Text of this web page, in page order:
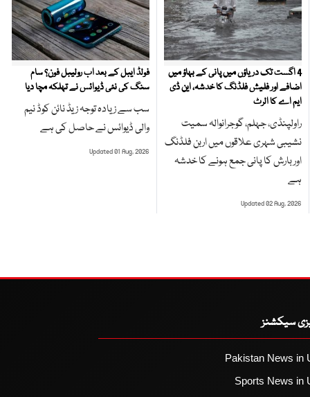
4 اگست تک دریاؤں میں پانی کے بہاؤ میں
اضافے اور فلیش فلڈنگ کا خدشہ، این ڈی
ایم اے کا الرٹ
راولپنڈی، جہلم، گوجرانوالہ سمیت
نشیبی شہری علاقوں میں اربن فلڈنگ
اور بارش کا پانی جمع ہونے کا خدشہ
ہے
Updated 02 Aug, 2026
فولڈ ایبل کے بعد اب رولیبل فون؟ سام
سنگ کی نئی ڈیوائس نے تہلکہ مچا دیا
سب سے زیادہ توجہ زیڈ نائن کوڈ نیم
والی ڈیوائس نے حاصل کی ہے
Updated 01 Aug, 2026
سیکشنز
Pakistan News in
Sports News in